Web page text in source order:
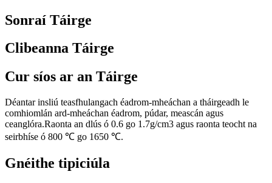
Sonraí Táirge
Clibeanna Táirge
Cur síos ar an Táirge
Déantar insliú teasfhulangach éadrom-mheáchan a tháirgeadh le
comhiomlán ard-mheáchan éadrom, púdar, meascán agus
ceanglóra.Raonta an dlús ó 0.6 go 1.7g/cm3 agus raonta teocht na
seirbhíse ó 800 ℃ go 1650 ℃.
Gnéithe tipiciúla